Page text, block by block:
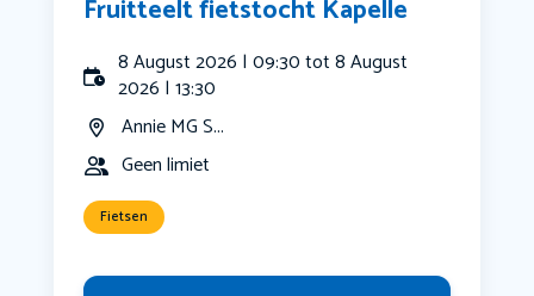
Fruitteelt fietstocht Kapelle
8 August 2026 | 09:30 tot 8 August
2026 | 13:30
Annie MG S...
Geen limiet
Fietsen